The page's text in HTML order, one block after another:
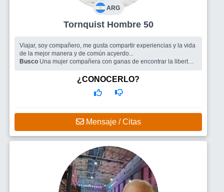
ARG
Tornquist Hombre 50
Viajar, soy compañero, me gusta compartir experiencias y la vida
de la mejor manera y de común acyerdo...
Busco Una mujer compañera con ganas de encontrar la libertad
¿CONOCERLO?
Mensaje / Citas